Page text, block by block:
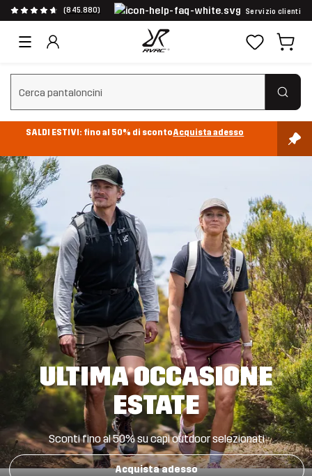
(845.880) Servizio clienti
Cancella ricerca
SALDI ESTIVI: fino al 50% di scontoAcquista adesso
ULTIMA OCCASIONE
ESTATE
Sconti fino al 50% su capi outdoor selezionati
Acquista adesso